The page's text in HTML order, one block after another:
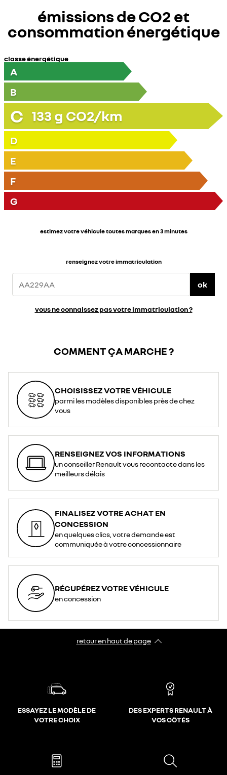
émissions de CO2 et
consommation énergétique
classe énergétique
A
B
C 133 g CO2/km
D
E
F
G
estimez votre véhicule toutes marques en 3 minutes
renseignez votre immatriculation
ok
vous ne connaissez pas votre immatriculation ?
COMMENT ÇA MARCHE ?
CHOISISSEZ VOTRE VÉHICULE
parmi les modèles disponibles près de chez
vous
RENSEIGNEZ VOS INFORMATIONS
un conseiller Renault vous recontacte dans les
meilleurs délais
FINALISEZ VOTRE ACHAT EN
CONCESSION
en quelques clics, votre demande est
communiquée à votre concessionnaire
RÉCUPÉREZ VOTRE VÉHICULE
en concession
retour en haut de page​
ESSAYEZ LE MODÈLE DE
VOTRE CHOIX
DES EXPERTS RENAULT À
VOS CÔTÉS